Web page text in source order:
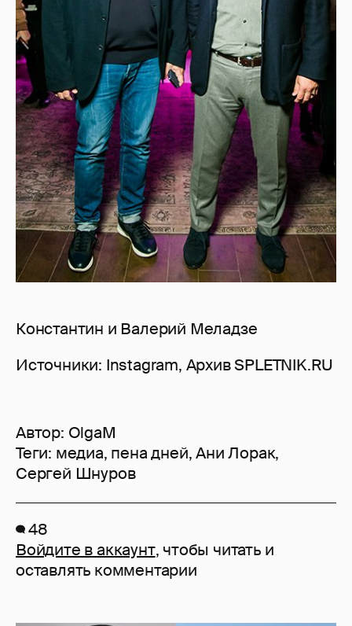
Константин и Валерий Меладзе
Источники: Instagram, Архив SPLETNIK.RU
Автор: OlgaM
Теги: медиа, пена дней,Ани Лорак,
Сергей Шнуров
48
Войдите в аккаунт, чтобы читать и
оставлять комментарии